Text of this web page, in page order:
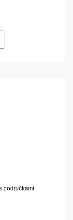
područkami